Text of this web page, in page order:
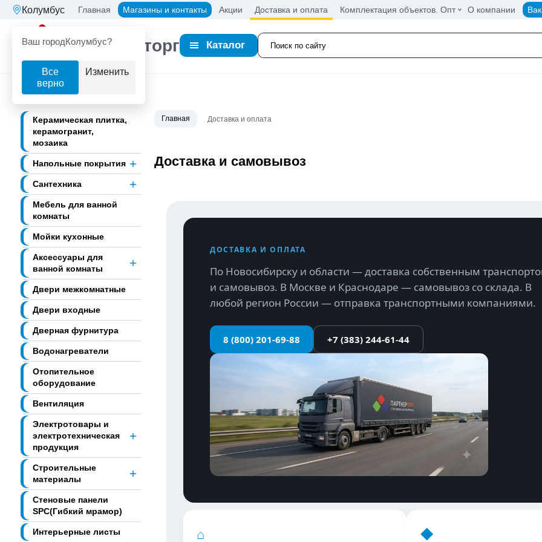
Колумбус
Ваш городКолумбус?
Все
верно
Изменить
Главная Магазины и контакты Акции Доставка и оплата Комплектация объектов. Опт О компании
Партнерторг Каталог
Керамическая плитка,
керамогранит,
мозаика
Напольные покрытия
Сантехника
Мебель для ванной
комнаты
Мойки кухонные
Аксессуары для
ванной комнаты
Двери межкомнатные
Двери входные
Дверная фурнитура
Водонагреватели
Отопительное
оборудование
Вентиляция
Электротовары и
электротехническая
продукция
Строительные
материалы
Стеновые панели
SPC(Гибкий мрамор)
Интерьерные листы
Главная Доставка и оплата
Доставка и самовывоз
ДОСТАВКА И ОПЛАТА
По Новосибирску и области — доставка собственным
и самовывоз. В Москве и Краснодаре — самовывоз со склада. В
любой регион России — отправка транспортными компаниями.
8 (800) 201-69-88 +7 (383) 244-61-44
⌂︎ ◆︎